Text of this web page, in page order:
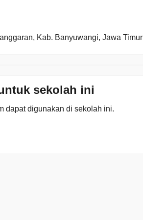
Kab. Banyuwangi, Jawa Timur
sekolah ini
dapat digunakan di sekolah ini.